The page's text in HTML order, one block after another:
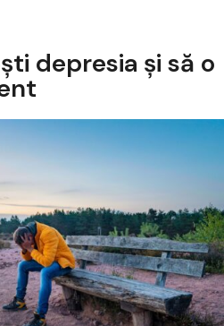
depresia și să o